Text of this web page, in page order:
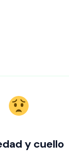
y cuello